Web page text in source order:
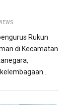
Rukun
di Kecamatan